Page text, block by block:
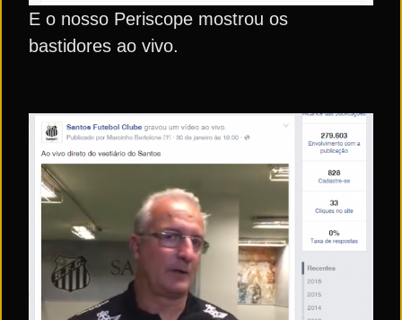
E o nosso Periscope mostrou os
bastidores ao vivo.